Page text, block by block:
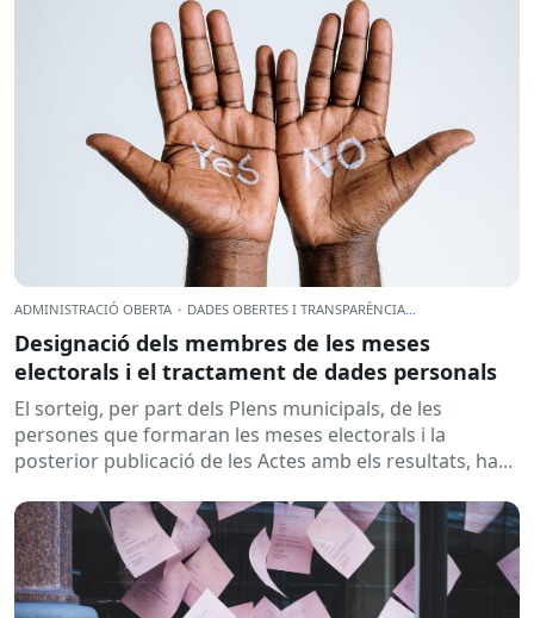
ADMINISTRACIÓ OBERTA · DADES OBERTES I TRANSPARÈNCIA
Designació dels membres de les meses
electorals i el tractament de dades personals
El sorteig, per part dels Plens municipals, de les
persones que formaran les meses electorals i la
posterior publicació de les Actes amb els resultats, ha...